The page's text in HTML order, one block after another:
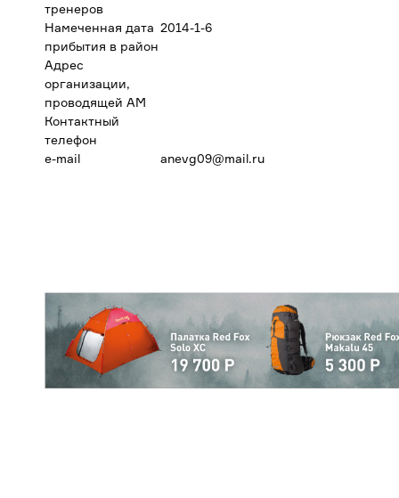
тренеров
Намеченная дата
прибытия в район
2014-1-6
Адрес
организации,
проводящей АМ
Контактный
телефон
e-mail
anevg09@mail.ru